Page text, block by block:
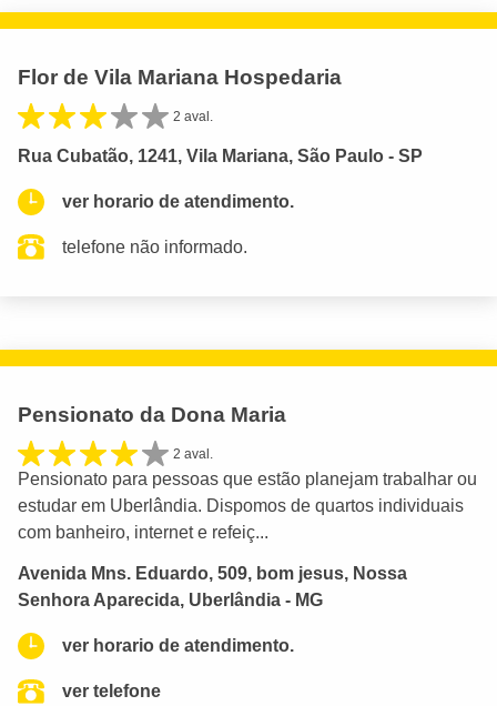
Flor de Vila Mariana Hospedaria
2 aval.
Rua Cubatão, 1241, Vila Mariana, São Paulo - SP
ver horario de atendimento.
telefone não informado.
Pensionato da Dona Maria
2 aval.
Pensionato para pessoas que estão planejam trabalhar ou
estudar em Uberlândia. Dispomos de quartos individuais
com banheiro, internet e refeiç...
Avenida Mns. Eduardo, 509, bom jesus, Nossa
Senhora Aparecida, Uberlândia - MG
ver horario de atendimento.
ver telefone